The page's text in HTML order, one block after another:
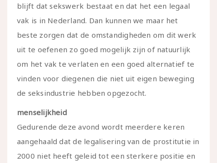
blijft dat sekswerk bestaat en dat het een legaal
vak is in Nederland. Dan kunnen we maar het
beste zorgen dat de omstandigheden om dit werk
uit te oefenen zo goed mogelijk zijn of natuurlijk
om het vak te verlaten en een goed alternatief te
vinden voor diegenen die niet uit eigen beweging
de seksindustrie hebben opgezocht.
menselijkheid
Gedurende deze avond wordt meerdere keren
aangehaald dat de legalisering van de prostitutie in
2000 niet heeft geleid tot een sterkere positie en